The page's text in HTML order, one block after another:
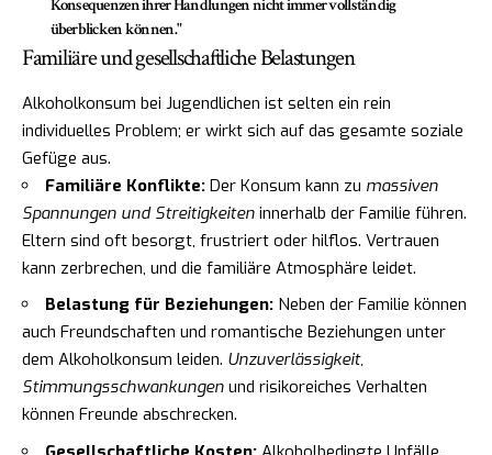
Konsequenzen ihrer Handlungen nicht immer vollständig
überblicken können."
Familiäre und gesellschaftliche Belastungen
Alkoholkonsum bei Jugendlichen ist selten ein rein
individuelles Problem; er wirkt sich auf das gesamte soziale
Gefüge aus.
Familiäre Konflikte: Der Konsum kann zu massiven
Spannungen und Streitigkeiten innerhalb der Familie führen.
Eltern sind oft besorgt, frustriert oder hilflos. Vertrauen
kann zerbrechen, und die familiäre Atmosphäre leidet.
Belastung für Beziehungen: Neben der Familie können
auch Freundschaften und romantische Beziehungen unter
dem Alkoholkonsum leiden. Unzuverlässigkeit,
Stimmungsschwankungen und risikoreiches Verhalten
können Freunde abschrecken.